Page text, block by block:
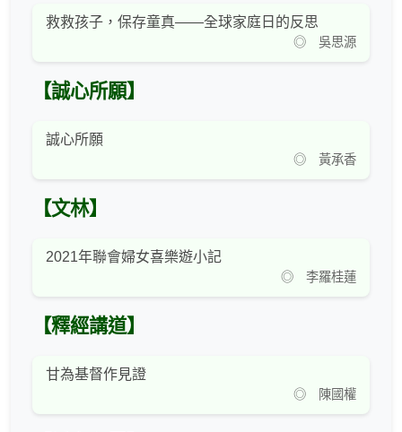
救救孩子，保存童真——全球家庭日的反思
◎ 吳思源
【誠心所願】
誠心所願
◎ 黃承香
【文林】
2021年聯會婦女喜樂遊小記
◎ 李羅桂蓮
【釋經講道】
甘為基督作見證
◎ 陳國權